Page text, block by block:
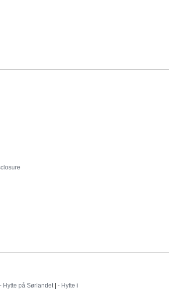
- Hytte på Sørlandet | - Hytte i